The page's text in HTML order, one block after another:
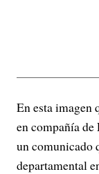
En esta imagen
en compañía de
un comunicado
departamental